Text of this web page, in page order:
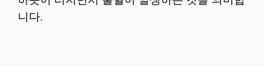
니다.